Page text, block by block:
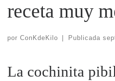
receta muy
por ConKdeKilo Publicada
La cochinita